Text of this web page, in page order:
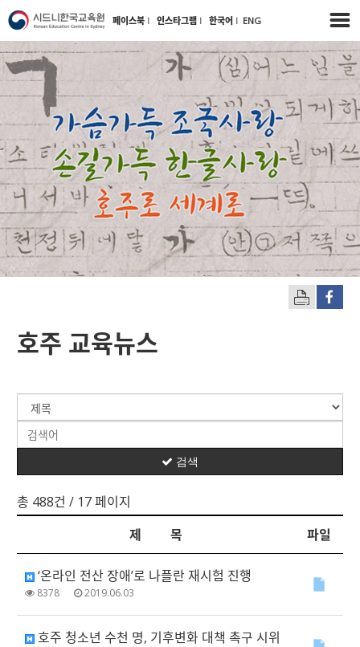
페이스북 l 인스타그램 l 한국어 l ENG
호주 교육뉴스
총 488건 / 17 페이지
검색
제 목 파일
‘온라인 전산 장애’로 나플란 재시험 진행
8378 2019.06.03
호주 청소년 수천 명, 기후변화 대책 촉구 시위